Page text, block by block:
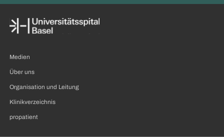
Medien
Über uns
Organisation und Leitung
Klinikverzeichnis
propatient